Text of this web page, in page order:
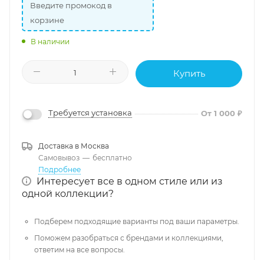
Введите промокод в
корзине
В наличии
Купить
Требуется установка От 1 000 ₽
Доставка в Москва
Самовывоз — бесплатно
Подробнее
Интересует все в одном стиле или из
одной коллекции?
Подберем подходящие варианты под ваши параметры.
Поможем разобраться с брендами и коллекциями,
ответим на все вопросы.